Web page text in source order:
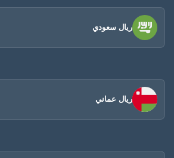
ريال سعودي
ريال عماني